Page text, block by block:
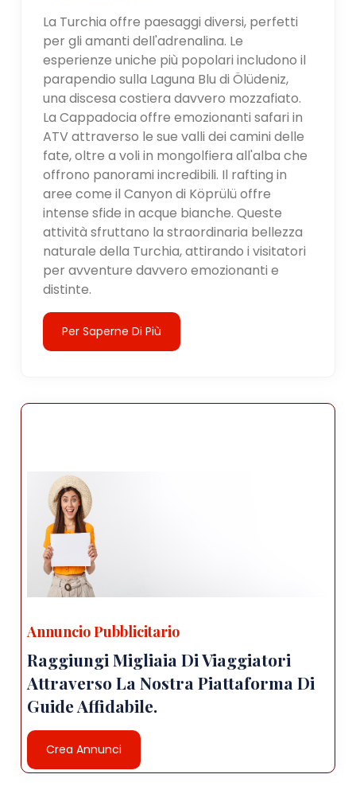
La Turchia offre paesaggi diversi, perfetti
per gli amanti dell'adrenalina. Le
esperienze uniche più popolari includono il
parapendio sulla Laguna Blu di Ölüdeniz,
una discesa costiera davvero mozzafiato.
La Cappadocia offre emozionanti safari in
ATV attraverso le sue valli dei camini delle
fate, oltre a voli in mongolfiera all'alba che
offrono panorami incredibili. Il rafting in
aree come il Canyon di Köprülü offre
intense sfide in acque bianche. Queste
attività sfruttano la straordinaria bellezza
naturale della Turchia, attirando i visitatori
per avventure davvero emozionanti e
distinte.
Per Saperne Di Più
Annuncio Pubblicitario
Raggiungi Migliaia Di Viaggiatori
Attraverso La Nostra Piattaforma Di
Guide Affidabile.
Crea Annunci